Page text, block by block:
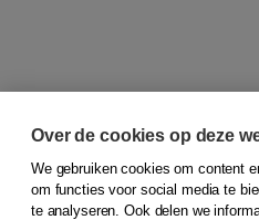
© 2026Koninklijke Boom uitgevers
Over de cookies op deze
We gebruiken cookies om content
om functies voor social media te
te analyseren. Ook delen we